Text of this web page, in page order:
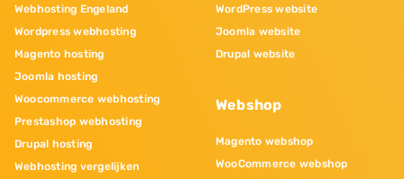
Webhosting Engeland
Wordpress webhosting
Magento hosting
Joomla hosting
Woocommerce webhosting
Prestashop webhosting
Drupal hosting
Webhosting vergelijken
WordPress website
Joomla website
Drupal website
Webshop
Magento webshop
WooCommerce webshop